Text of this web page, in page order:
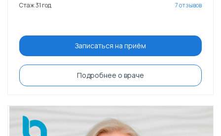
Стаж 31 год
7 отзывов
Записаться на приём
Подробнее о враче